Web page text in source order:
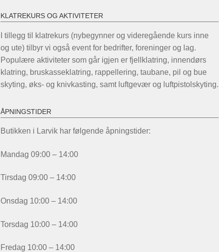
KLATREKURS OG AKTIVITETER
I tillegg til klatrekurs (nybegynner og videregående kurs inne
og ute) tilbyr vi også event for bedrifter, foreninger og lag.
Populære aktiviteter som går igjen er fjellklatring, innendørs
klatring, bruskasseklatring, rappellering, taubane, pil og bue
skyting, øks- og knivkasting, samt luftgevær og luftpistolskyting.
ÅPNINGSTIDER
Butikken i Larvik har følgende åpningstider:
Mandag 09:00 – 14:00
Tirsdag 09:00 – 14:00
Onsdag 10:00 – 14:00
Torsdag 10:00 – 14:00
Fredag 10:00 – 14:00